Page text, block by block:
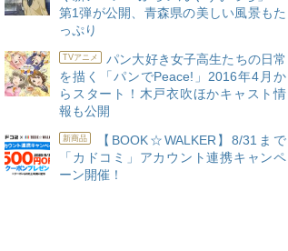
第1弾が公開、青森県の美しい風景もた
っぷり
TVアニメ
パン大好き女子高生たちの日常
を描く「パンでPeace!」2016年4月か
らスタート！木戸衣吹ほかキャスト情
報も公開
新商品
【BOOK☆WALKER】8/31まで
「カドコミ」アカウント連携キャンペ
ーン開催！